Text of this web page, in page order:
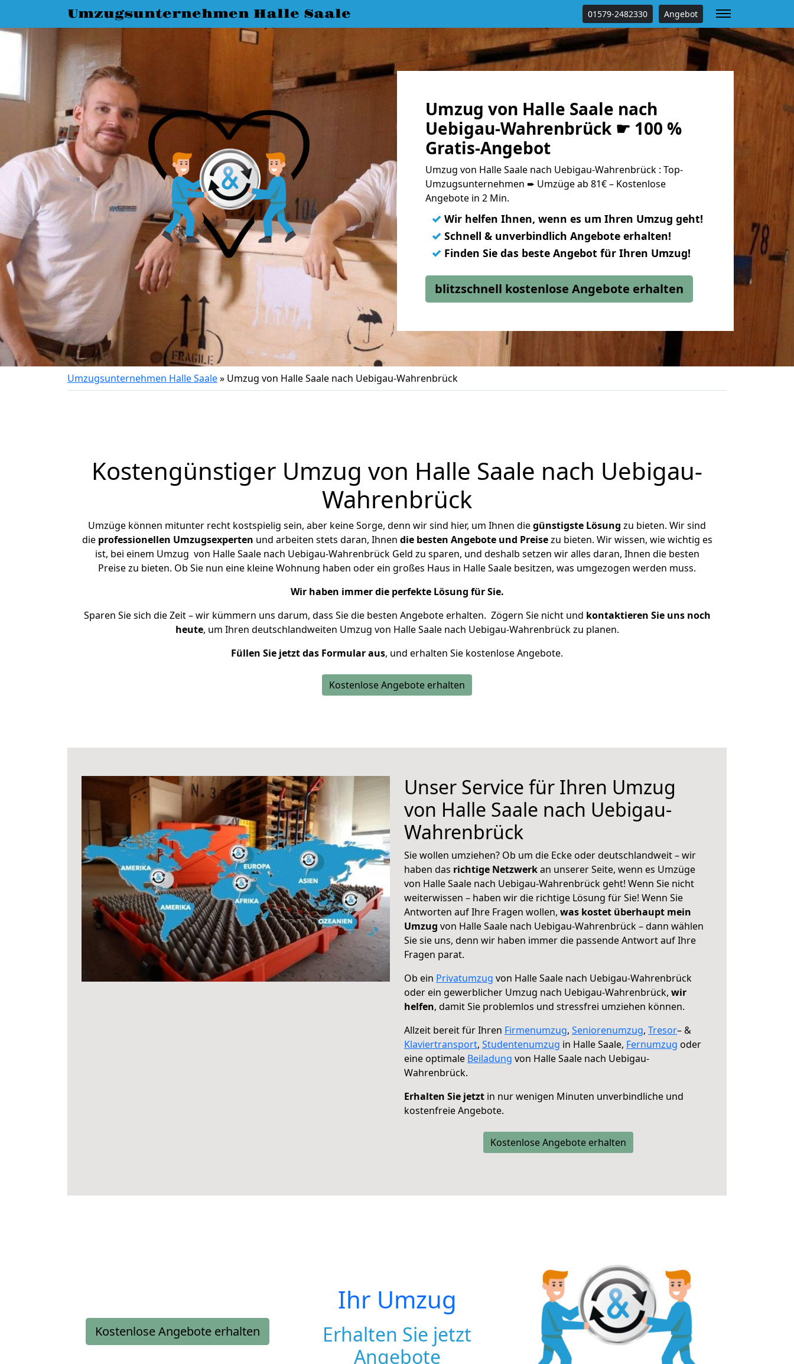
Umzugsunternehmen Halle Saale 01579-2482330 Angebot
Umzug von Halle Saale nach
Uebigau-Wahrenbrück ☛ 100 %
Gratis-Angebot
Umzug von Halle Saale nach Uebigau-Wahrenbrück : Top-
Umzugsunternehmen ➨ Umzüge ab 81€ – Kostenlose
Angebote in 2 Min.
✓ Wir helfen Ihnen, wenn es um Ihren Umzug geht!
✓ Schnell & unverbindlich Angebote erhalten!
✓ Finden Sie das beste Angebot für Ihren Umzug!
blitzschnell kostenlose Angebote erhalten
Umzugsunternehmen Halle Saale» Umzug von Halle Saale nach Uebigau-Wahrenbrück
Kostengünstiger Umzug von Halle Saale nach Uebigau-
Wahrenbrück
Umzüge können mitunter recht kostspielig sein, aber keine Sorge, denn wir sind hier, um Ihnen diegünstigste Lösung zu bieten. Wir sind
die professionellen Umzugsexperten und arbeiten stets daran, Ihnen die besten Angebote und Preisezu bieten. Wir wissen, wie wichtig es
ist, bei einem Umzug von Halle Saale nach Uebigau-Wahrenbrück Geld zu sparen, und deshalb setzen wir alles daran, Ihnen die besten
Preise zu bieten. Ob Sie nun eine kleine Wohnung haben oder ein großes Haus in Halle Saale besitzen, was umgezogen werden muss.
Wir haben immer die perfekte Lösung für Sie.
Sparen Sie sich die Zeit – wir kümmern uns darum, dass Sie die besten Angebote erhalten. Zögern Sie nicht und kontaktieren Sie uns noch
heute, um Ihren deutschlandweiten Umzug von Halle Saale nach Uebigau-Wahrenbrück zu planen.
Füllen Sie jetzt das Formular aus, und erhalten Sie kostenlose Angebote.
Kostenlose Angebote erhalten
Unser Service für Ihren Umzug
von Halle Saale nach Uebigau-
Wahrenbrück
Sie wollen umziehen? Ob um die Ecke oder deutschlandweit – wir
haben das richtige Netzwerkan unserer Seite, wenn es Umzüge
von Halle Saale nach Uebigau-Wahrenbrück geht! Wenn Sie nicht
weiterwissen – haben wir die richtige Lösung für Sie! Wenn Sie
Antworten auf Ihre Fragen wollen, was kostet überhaupt mein
Umzug von Halle Saale nach Uebigau-Wahrenbrück – dann wählen
Sie sie uns, denn wir haben immer die passende Antwort auf Ihre
Fragen parat.
Ob ein Privatumzug von Halle Saale nach Uebigau-Wahrenbrück
oder ein gewerblicher Umzug nach Uebigau-Wahrenbrück, wir
helfen, damit Sie problemlos und stressfrei umziehen können.
Allzeit bereit für Ihren Firmenumzug, Seniorenumzug, Tresor– &
Klaviertransport, Studentenumzug in Halle Saale, Fernumzug oder
eine optimale Beiladung von Halle Saale nach Uebigau-
Wahrenbrück.
Erhalten Sie jetzt in nur wenigen Minuten unverbindliche und
kostenfreie Angebote.
Kostenlose Angebote erhalten
Kostenlose Angebote erhalten
Ihr Umzug
Erhalten Sie jetzt
Angebote